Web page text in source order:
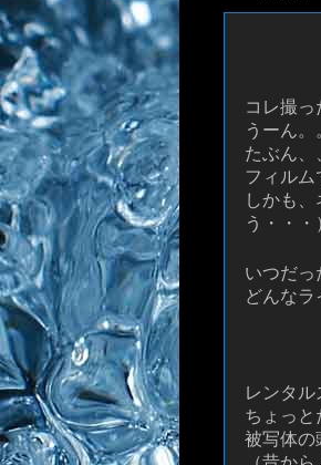
コレ撮っ
うーん。
たぶん、
フィルム
しかも
う・・・
いつだっ
どんなラ
レンタル
ちょっと
被写体の